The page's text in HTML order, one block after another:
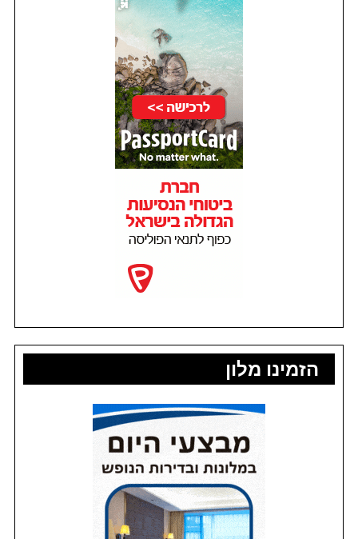
הזמינו מלון